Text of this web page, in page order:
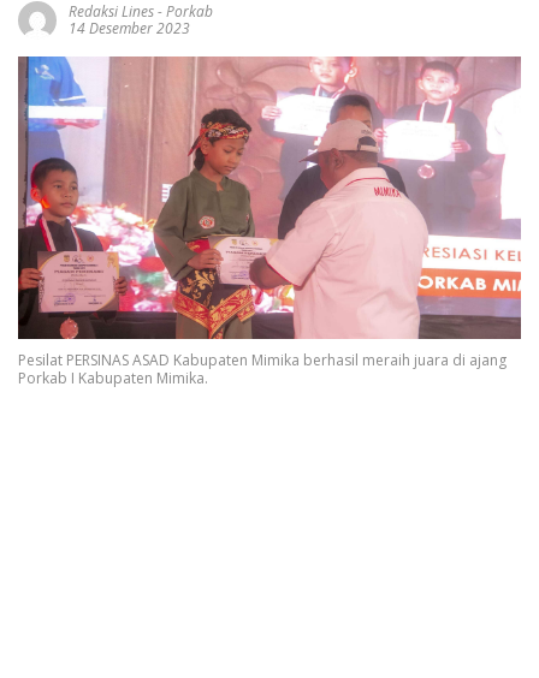
Redaksi Lines-Porkab
14 Desember 2023
Pesilat PERSINAS ASAD Kabupaten Mimika berhasil meraih juara di ajang
Porkab I Kabupaten Mimika.